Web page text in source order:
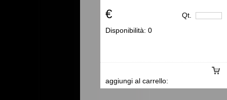
€ Qt.
aggiungi al carrello:
Disponibilità: 0